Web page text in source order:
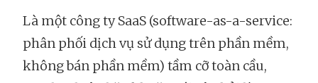
Là một công ty SaaS (software-as-a-service:
phân phối dịch vụ sử dụng trên phần mềm,
không bán phần mềm) tầm cỡ toàn cầu,